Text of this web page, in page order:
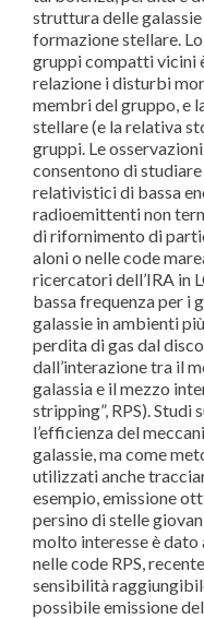
struttura delle
formazione stellare.
gruppi compatti vicini
relazione i disturbi
membri del gruppo, e
stellare (e la relativa
gruppi. Le
consentono di
relativistici di bassa
radioemittenti non
di rifornimento di
aloni o nelle code
ricercatori dell’IRA in
bassa frequenza per i
galassie in ambienti
perdita di gas dal
dall’interazione tra il
galassia e il mezzo
stripping”, RPS). Studi
l’efficienza del
galassie, ma come
utilizzati anche
esempio, emissione
persino di stelle
molto interesse è dato
nelle code RPS,
sensibilità
possibile emissione